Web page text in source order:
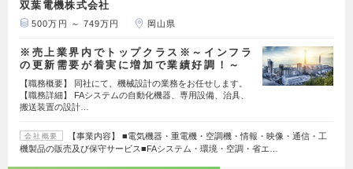
双葉電機株式会社
500万円 ～ 749万円 岡山県
※売上業界内でトップクラス※～インフラ
の更新需要が着実に増加で業績好調！～
【職務概要】 同社にて、機械設計の業務をお任せします。
【職務詳細】 FAシステムの自動化機器、専用設備、治具、
搬送装置の設計…
会社概要
【事業内容】 ■電気機器・重電機・空調機・情報・映像・通信・工
機製品の販売及び保守サービス■FAシステム・環境・空調・省エ…